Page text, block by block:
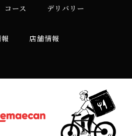
コース デリバリー
店舗情報